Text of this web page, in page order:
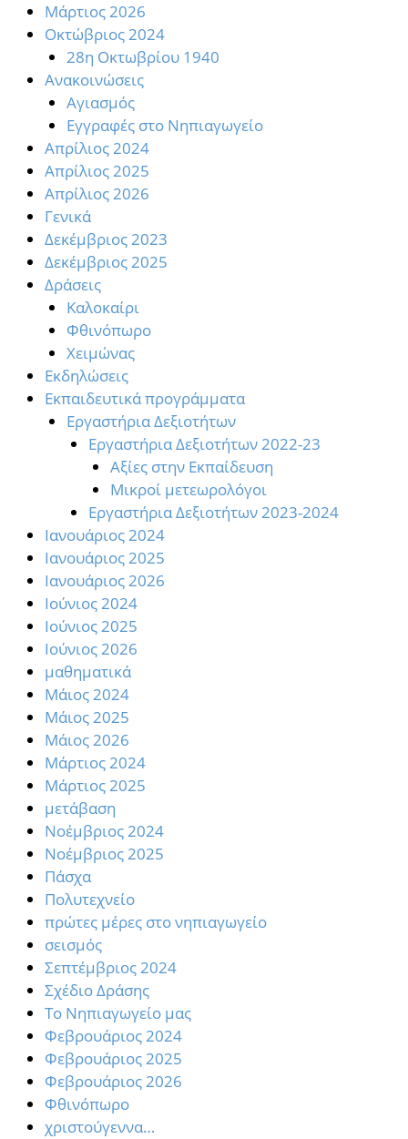
Mάρτιος 2026
Oκτώβριος 2024
28η Οκτωβρίου 1940
Ανακοινώσεις
Αγιασμός
Εγγραφές στο Νηπιαγωγείο
Απρίλιος 2024
Απρίλιος 2025
Απρίλιος 2026
Γενικά
Δεκέμβριος 2023
Δεκέμβριος 2025
Δράσεις
Καλοκαίρι
Φθινόπωρο
Χειμώνας
Εκδηλώσεις
Εκπαιδευτικά προγράμματα
Εργαστήρια Δεξιοτήτων
Εργαστήρια Δεξιοτήτων 2022-23
Αξίες στην Εκπαίδευση
Μικροί μετεωρολόγοι
Εργαστήρια Δεξιοτήτων 2023-2024
Ιανουάριος 2024
Ιανουάριος 2025
Ιανουάριος 2026
Ιούνιος 2024
Ιούνιος 2025
Ιούνιος 2026
μαθηματικά
Μάιος 2024
Μάιος 2025
Μάιος 2026
Μάρτιος 2024
Μάρτιος 2025
μετάβαση
Νοέμβριος 2024
Νοέμβριος 2025
Πάσχα
Πολυτεχνείο
πρώτες μέρες στο νηπιαγωγείο
σεισμός
Σεπτέμβριος 2024
Σχέδιο Δράσης
Το Νηπιαγωγείο μας
Φεβρουάριος 2024
Φεβρουάριος 2025
Φεβρουάριος 2026
Φθινόπωρο
χριστούγεννα…